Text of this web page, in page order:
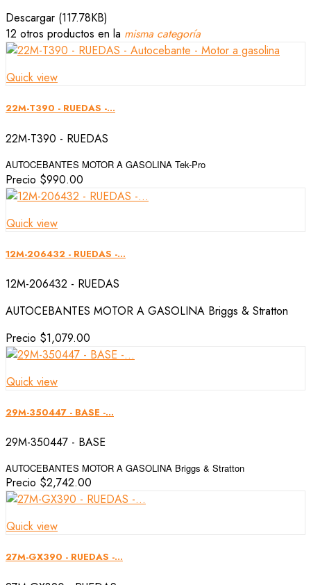
Descargar (117.78KB)
12 otros productos en la misma categoría
Quick view
22M-T390 - RUEDAS -...
22M-T390 - RUEDAS
AUTOCEBANTES MOTOR A GASOLINA Tek-Pro
Precio $990.00
Quick view
12M-206432 - RUEDAS -...
12M-206432 - RUEDAS
AUTOCEBANTES MOTOR A GASOLINA Briggs & Stratton
Precio $1,079.00
Quick view
29M-350447 - BASE -...
29M-350447 - BASE
AUTOCEBANTES MOTOR A GASOLINA Briggs & Stratton
Precio $2,742.00
Quick view
27M-GX390 - RUEDAS -...